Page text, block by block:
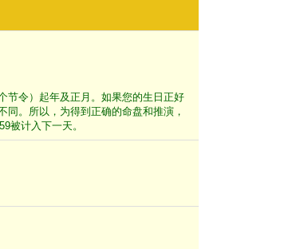
节令）起年及正月。如果您的生日正好
。所以，为得到正确的命盘和推演，
被计入下一天。